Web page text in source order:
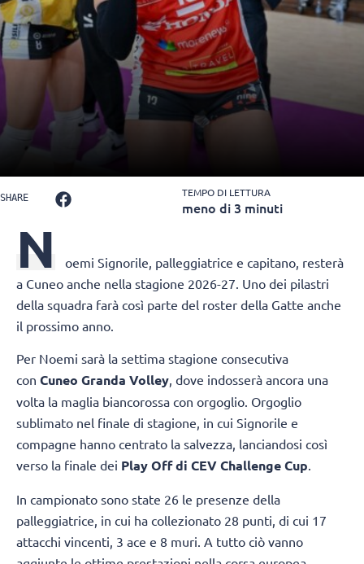
SHARE TEMPO DI LETTURA
meno di 3 minuti
N oemi Signorile, palleggiatrice e capitano, resterà
a Cuneo anche nella stagione 2026-27. Uno dei pilastri
della squadra farà così parte del roster della Gatte anche
il prossimo anno.
Per Noemi sarà la settima stagione consecutiva
con Cuneo Granda Volley, dove indosserà ancora una
volta la maglia biancorossa con orgoglio. Orgoglio
sublimato nel finale di stagione, in cui Signorile e
compagne hanno centrato la salvezza, lanciandosi così
verso la finale dei Play Off di CEV Challenge Cup.
In campionato sono state 26 le presenze della
palleggiatrice, in cui ha collezionato 28 punti, di cui 17
attacchi vincenti, 3 ace e 8 muri. A tutto ciò vanno